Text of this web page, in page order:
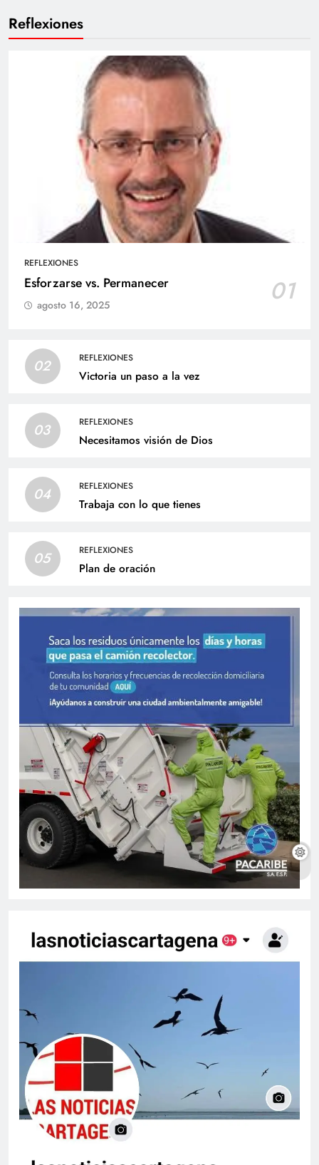
Reflexiones
REFLEXIONES
Esforzarse vs. Permanecer 01
agosto 16, 2025
02 REFLEXIONES
Victoria un paso a la vez
03 REFLEXIONES
Necesitamos visión de Dios
04 REFLEXIONES
Trabaja con lo que tienes
05 REFLEXIONES
Plan de oración